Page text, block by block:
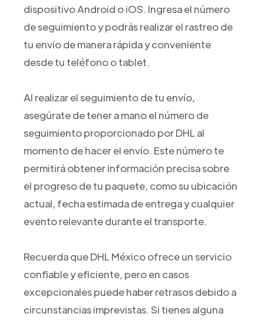
dispositivo Android o iOS. Ingresa el número
de seguimiento y podrás realizar el rastreo de
tu envío de manera rápida y conveniente
desde tu teléfono o tablet.
Al realizar el seguimiento de tu envío,
asegúrate de tener a mano el número de
seguimiento proporcionado por DHL al
momento de hacer el envío. Este número te
permitirá obtener información precisa sobre
el progreso de tu paquete, como su ubicación
actual, fecha estimada de entrega y cualquier
evento relevante durante el transporte.
Recuerda que DHL México ofrece un servicio
confiable y eficiente, pero en casos
excepcionales puede haber retrasos debido a
circunstancias imprevistas. Si tienes alguna